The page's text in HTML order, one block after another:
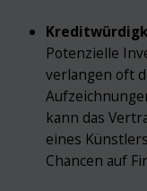
Potenzielle
verlangen oft
kann das
eines
Chancen auf